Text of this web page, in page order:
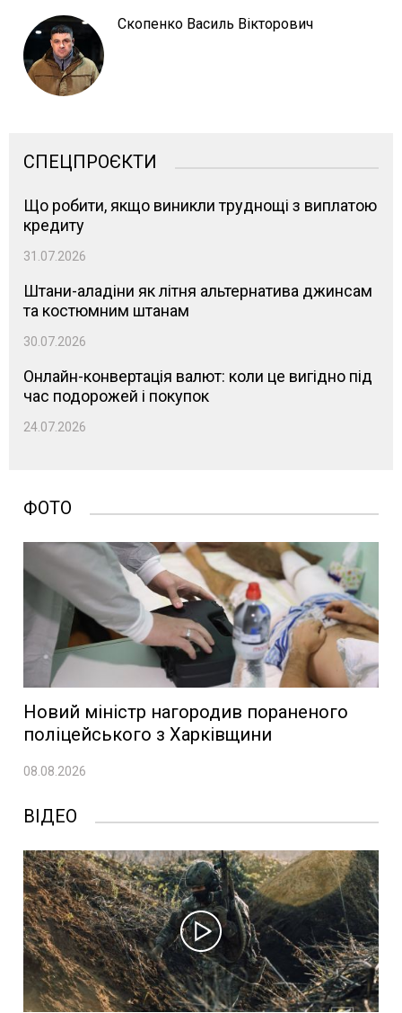
Скопенко Василь Вікторович
СПЕЦПРОЄКТИ
Що робити, якщо виникли труднощі з виплатою
кредиту
31.07.2026
Штани-аладіни як літня альтернатива джинсам
та костюмним штанам
30.07.2026
Онлайн-конвертація валют: коли це вигідно під
час подорожей і покупок
24.07.2026
ФОТО
Новий міністр нагородив пораненого
поліцейського з Харківщини
08.08.2026
ВІДЕО